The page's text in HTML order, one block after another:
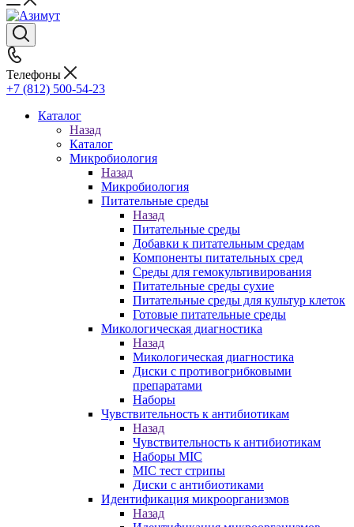
Телефоны
+7 (812) 500-54-23
Каталог
Назад
Каталог
Микробиология
Назад
Микробиология
Питательные среды
Назад
Питательные среды
Добавки к питательным средам
Компоненты питательных сред
Среды для гемокультивирования
Питательные среды сухие
Питательные среды для культур клеток
Готовые питательные среды
Микологическая диагностика
Назад
Микологическая диагностика
Диски с противогрибковыми
препаратами
Наборы
Чувствительность к антибиотикам
Назад
Чувствительность к антибиотикам
Наборы MIC
MIC тест стрипы
Диски с антибиотиками
Идентификация микроорганизмов
Назад